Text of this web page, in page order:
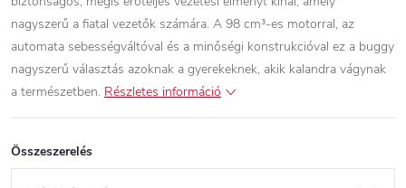
nagyszerű a fiatal vezetők számára. A 98 cm³-es motorral, az
automata sebességváltóval és a minőségi konstrukcióval ez a buggy
nagyszerű választás azoknak a gyerekeknek, akik kalandra vágynak
a természetben. Részletes információ
Összeszerelés